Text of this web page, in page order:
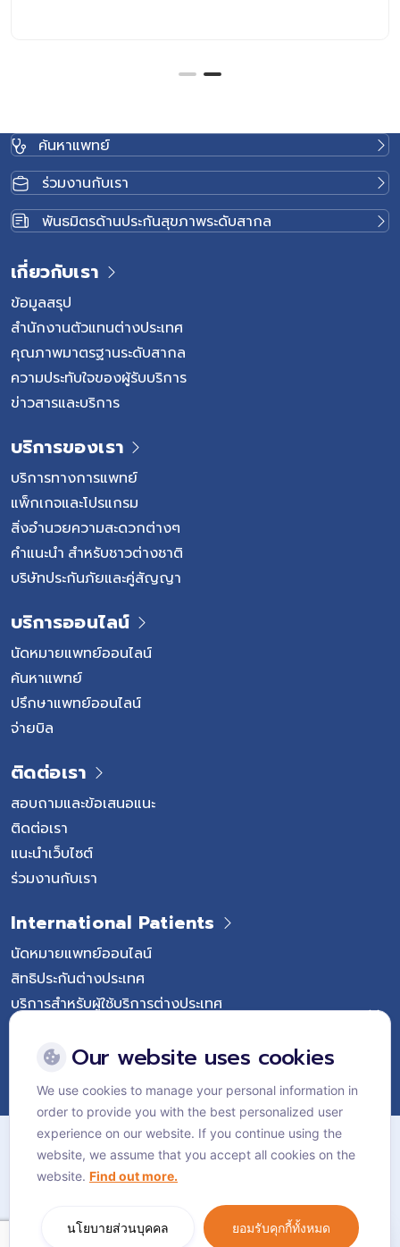
ค้นหาแพทย์
ร่วมงานกับเรา
พันธมิตรด้านประกันสุขภาพระดับสากล
เกี่ยวกับเรา
ข้อมูลสรุป
สำนักงานตัวแทนต่างประเทศ
คุณภาพมาตรฐานระดับสากล
ความประทับใจของผู้รับบริการ
ข่าวสารและบริการ
บริการของเรา
บริการทางการแพทย์
แพ็กเกจและโปรแกรม
สิ่งอำนวยความสะดวกต่างๆ
คำแนะนำ สำหรับชาวต่างชาติ
บริษัทประกันภัยและคู่สัญญา
บริการออนไลน์
นัดหมายแพทย์ออนไลน์
ค้นหาแพทย์
ปรึกษาแพทย์ออนไลน์
จ่ายบิล
ติดต่อเรา
สอบถามและข้อเสนอแนะ
ติดต่อเรา
แนะนำเว็บไซต์
ร่วมงานกับเรา
International Patients
นัดหมายแพทย์ออนไลน์
สิทธิประกันต่างประเทศ
บริการสำหรับผู้ใช้บริการต่างประเทศ
Follow Vejthani International Hospital
แผนผังเว็บไซต์
นโยบายส่วนบุคคล
Language:
Our website uses cookies
We use cookies to manage your personal information in
order to provide you with the best personalized user
experience on our website. If you continue using the
website, we assume that you accept all cookies on the
website. Find out more.
ยอมรับคุกกี้ทั้งหมด
นโยบายส่วนบุคคล